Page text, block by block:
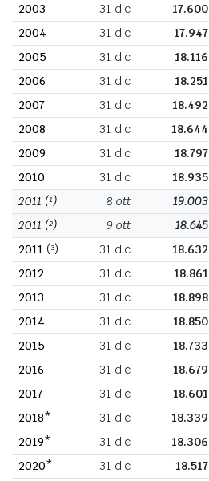
2003
31 dic 17.600
2004
31 dic 17.947
2005
31 dic 18.116
2006
31 dic 18.251
2007
31 dic 18.492
2008
31 dic 18.644
2009
31 dic 18.797
2010
31 dic 18.935
2011 (¹) 8 ott 19.003
2011 (²) 9 ott 18.645
2011 (³) 31 dic 18.632
2012
31 dic 18.861
2013
31 dic 18.898
2014
31 dic 18.850
2015
31 dic 18.733
2016
31 dic 18.679
2017
31 dic 18.601
2018*
31 dic 18.339
2019*
31 dic 18.306
2020*
31 dic 18.517